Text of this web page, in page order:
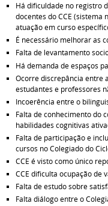
Há dificuldade no registro
docentes do CCE (sistema
atuação em curso
É necessário melhorar as
Falta de levantamento
Há demanda de espaços
Ocorre discrepância entre
estudantes e professores
Incoerência entre o
Falta de conhecimento do
habilidades cognitivas
Falta de participação e
cursos no Colegiado do
CCE é visto como único
CCE dificulta ocupação de
Falta de estudo sobre
Falta diálogo entre o